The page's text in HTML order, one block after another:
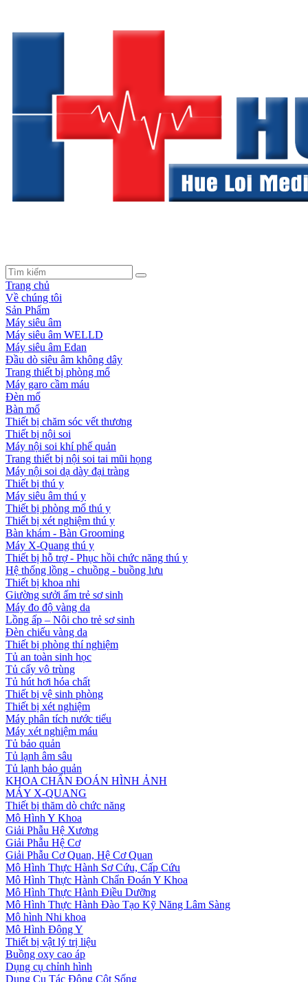
Trang chủ
Về chúng tôi
Sản Phẩm
Máy siêu âm
Máy siêu âm WELLD
Máy siêu âm Edan
Đầu dò siêu âm không dây
Trang thiết bị phòng mổ
Máy garo cầm máu
Đèn mổ
Bàn mổ
Thiết bị chăm sóc vết thương
Thiết bị nội soi
Máy nội soi khí phế quản
Trang thiết bị nội soi tai mũi họng
Máy nội soi dạ dày đại tràng
Thiết bị thú y
Máy siêu âm thú y
Thiết bị phòng mổ thú y
Thiết bị xét nghiệm thú y
Bàn khám - Bàn Grooming
Máy X-Quang thú y
Thiết bị hỗ trợ - Phục hồi chức năng thú y
Hệ thống lồng - chuồng - buồng lưu
Thiết bị khoa nhi
Giường sưởi ấm trẻ sơ sinh
Máy đo độ vàng da
Lồng ấp – Nôi cho trẻ sơ sinh
Đèn chiếu vàng da
Thiết bị phòng thí nghiệm
Tủ an toàn sinh học
Tủ cấy vô trùng
Tủ hút hơi hóa chất
Thiết bị vệ sinh phòng
Thiết bị xét nghiệm
Máy phân tích nước tiểu
Máy xét nghiệm máu
Tủ bảo quản
Tủ lạnh âm sâu
Tủ lạnh bảo quản
KHOA CHẨN ĐOÁN HÌNH ẢNH
MÁY X-QUANG
Thiết bị thăm dò chức năng
Mô Hình Y Khoa
Giải Phẫu Hệ Xương
Giải Phẫu Hệ Cơ
Giải Phẫu Cơ Quan, Hệ Cơ Quan
Mô Hình Thực Hành Sơ Cứu, Cấp Cứu
Mô Hình Thực Hành Chẩn Đoán Y Khoa
Mô Hình Thực Hành Điều Dưỡng
Mô Hình Thực Hành Đào Tạo Kỹ Năng Lâm Sàng
Mô hình Nhi khoa
Mô Hình Đông Y
Thiết bị vật lý trị liệu
Buồng oxy cao áp
Dụng cụ chỉnh hình
Dụng Cụ Tác Động Cột Sống